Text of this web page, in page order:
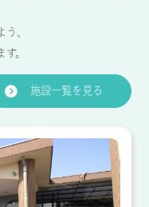
、
。
施設一覧を見る